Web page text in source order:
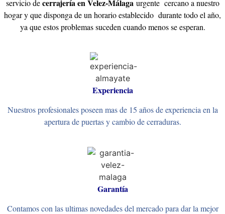
servicio decerrajería en Velez-Málaga urgente cercano a nuestro
hogar y que disponga de un horario establecido durante todo el año,
ya que estos problemas suceden cuando menos se esperan.
Experiencia
Nuestros profesionales poseen mas de 15 años de experiencia en la
apertura de puertas y cambio de cerraduras.
Garantía
Contamos con las ultimas novedades del mercado para dar la mejor